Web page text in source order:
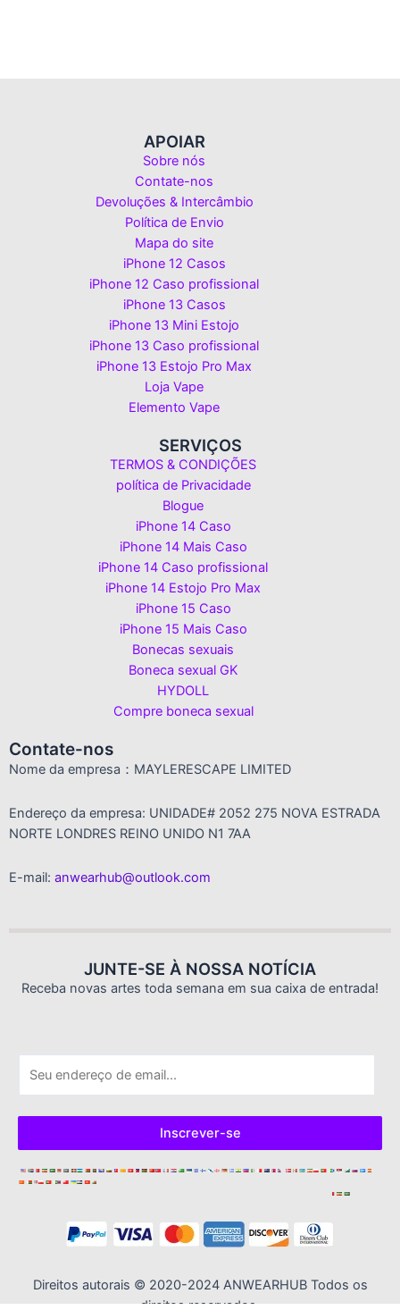
APOIAR
Sobre nós
Contate-nos
Devoluções & Intercâmbio
Política de Envio
Mapa do site
iPhone 12 Casos
iPhone 12 Caso profissional
iPhone 13 Casos
iPhone 13 Mini Estojo
iPhone 13 Caso profissional
iPhone 13 Estojo Pro Max
Loja Vape
Elemento Vape
SERVIÇOS
TERMOS & CONDIÇÕES
política de Privacidade
Blogue
iPhone 14 Caso
iPhone 14 Mais Caso
iPhone 14 Caso profissional
iPhone 14 Estojo Pro Max
iPhone 15 Caso
iPhone 15 Mais Caso
Bonecas sexuais
Boneca sexual GK
HYDOLL
Compre boneca sexual
Contate-nos
Nome da empresa：MAYLERESCAPE LIMITED
Endereço da empresa: UNIDADE# 2052 275 NOVA ESTRADA
NORTE LONDRES REINO UNIDO N1 7AA
E-mail: anwearhub@outlook.com
JUNTE-SE À NOSSA NOTÍCIA
Receba novas artes toda semana em sua caixa de entrada!
i
l
*
Inscrever-se
Direitos autorais © 2020-2024 ANWEARHUB Todos os
direitos reservados.